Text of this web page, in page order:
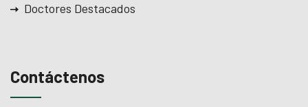
Doctores Destacados
Contáctenos